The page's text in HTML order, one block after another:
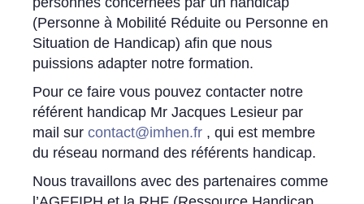
(Personne à Mobilité Réduite ou Personne en
Situation de Handicap) afin que nous
puissions adapter notre formation.
Pour ce faire vous pouvez contacter notre
référent handicap Mr Jacques Lesieur par
mail sur contact@imhen.fr , qui est membre
du réseau normand des référents handicap.
Nous travaillons avec des partenaires comme